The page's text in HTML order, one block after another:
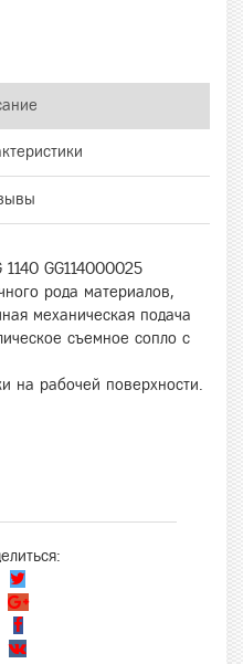
1140 GG114000025
рода материалов,
механическая подача
съемное сопло с
на рабочей поверхности.